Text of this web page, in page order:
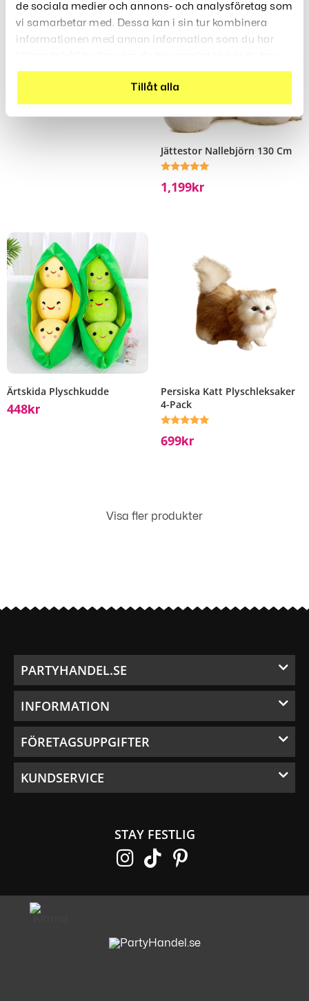
de sociala medier och annons- och analysföretag som
vi samarbetar med. Dessa kan i sin tur kombinera
informationen med annan information som du har
använt deras tjänster.
Tillåt alla
Jättestor Nallebjörn 130 Cm
5.00
1,199Kr
Ärtskida Plyschkudde
448Kr
Persiska Katt Plyschleksaker
4-Pack
5.00
699Kr
Visa fler produkter
PARTYHANDEL.SE
INFORMATION
FÖRETAGSUPPGIFTER
KUNDSERVICE
STAY FESTLIG